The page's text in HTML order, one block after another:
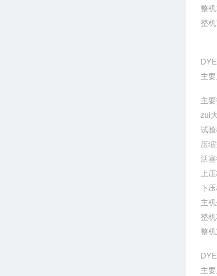
整
整
主
主
zui
试
压
活
上
下
主
整
整
主